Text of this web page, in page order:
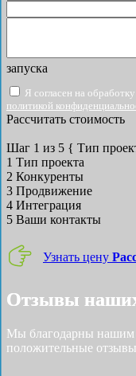
запуска
Я согласен на
политикой
Рассчитать стоимость
Шаг 1 из 5 { Тип
1 Тип проекта
2 Конкуренты
3 Продвижение
4 Интеграция
5 Ваши контакты
Узнать цену
Отзывы
Мы благодарны нашим
положительные